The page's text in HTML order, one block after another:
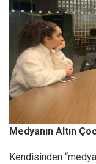
Medyanın Altın
Kendisinden